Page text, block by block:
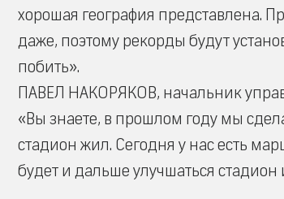
хорошая география представлена.
даже, поэтому рекорды будут
побить».
ПАВЕЛ НАКОРЯКОВ, начальник
«Вы знаете, в прошлом году мы
стадион жил. Сегодня у нас есть
будет и дальше улучшаться